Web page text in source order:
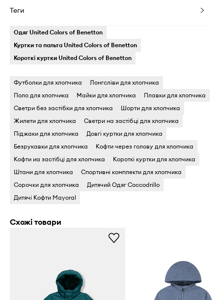
Теги
Одяг United Colors of Benetton
Куртки та пальта United Colors of Benetton
Короткі куртки United Colors of Benetton
Футболки для хлопчика
Лонгсліви для хлопчика
Поло для хлопчика
Майки для хлопчика
Плавки для хлопчика
Светри без застібки для хлопчика
Шорти для хлопчика
Жилети для хлопчика
Светри на застібці для хлопчика
Піджаки для хлопчика
Довгі куртки для хлопчика
Безрукавки для хлопчика
Кофти через голову для хлопчика
Кофти иа застібці для хлопчика
Короткі куртки для хлопчика
Штани для хлопчика
Спортивні комплекти для хлопчика
Сорочки для хлопчика
Дитячий Одяг Coccodrillo
Дитячі Кофти Mayoral
Схожі товари